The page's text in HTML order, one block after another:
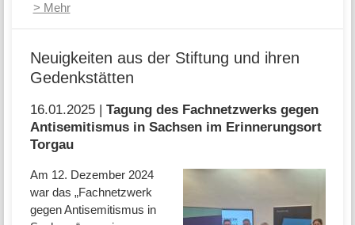
> Mehr
Neuigkeiten aus der Stiftung und ihren
Gedenkstätten
16.01.2025 | Tagung des Fachnetzwerks gegen
Antisemitismus in Sachsen im Erinnerungsort
Torgau
Am 12. Dezember 2024
war das „Fachnetzwerk
gegen Antisemitismus in